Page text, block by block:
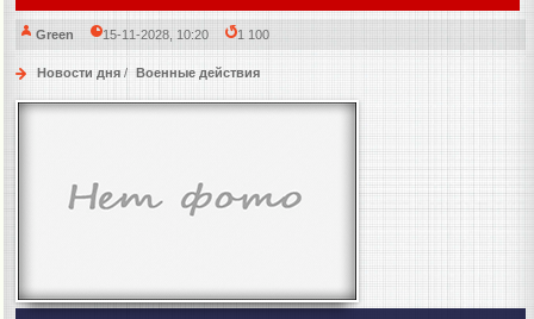
Green 15-11-2028, 10:20 1 100
Новости дня / Военные действия